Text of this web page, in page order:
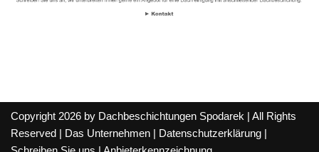
Copyright 2026 by Dachbeschichtungen Spodarek | All Rights
Reserved |
Das Unternehmen Datenschutzerklärung